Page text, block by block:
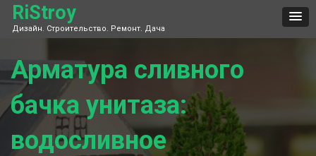
Skip
content
RiStroy
Дизайн. Строительство. Ремонт. Дача
Арматура сливного
бачка унитаза:
водосливное